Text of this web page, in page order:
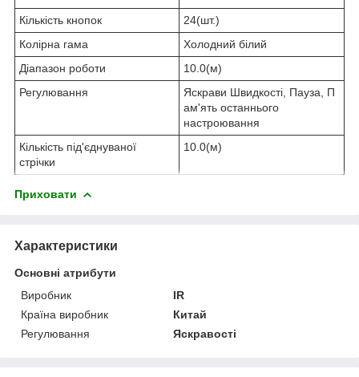
Кількість кнопок
24(шт.)
Колірна гама
Холодний білий
Діапазон роботи
10.0(м)
Регулювання
Яскрави Швидкості, Пауза, П
ам'ять останнього
настроювання
Кількість під'єднуваної
стрічки
10.0(м)
Приховати
Характеристики
Основні атрибути
Виробник
IR
Країна виробник
Китай
Регулювання
Яскравості